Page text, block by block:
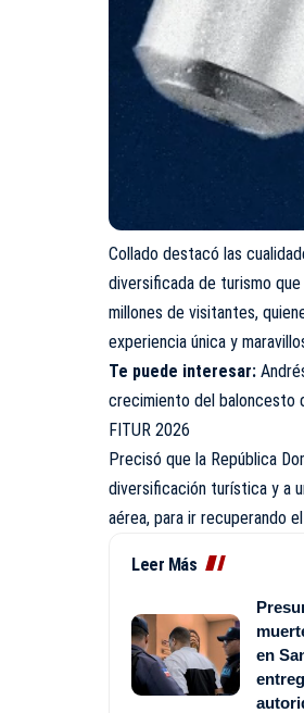
Collado destacó las
diversificada de turismo
millones de visitantes,
experiencia única y
Te puede interesar:
crecimiento del baloncesto
FITUR 2026
Precisó que la República
diversificación turística y a
aérea, para ir recuperando
Leer Más
en